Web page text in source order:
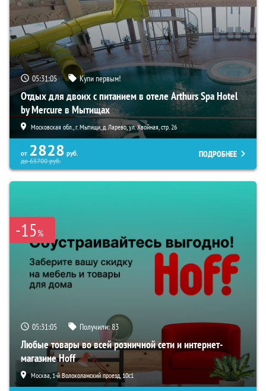
05:31:04 Купи первым!
Отдых для двоих с питанием в отеле Arthurs Spa Hotel
by Mercure в Мытищах
Московская обл., г. Мытищи, д. Ларево, ул. Хвойная, стр. 26
от 2828 руб.
до65700руб.
ПОДРОБНЕЕ
-15%
05:31:04 Получили:83
Любые товары во всей розничной сети и интернет-
магазине Hoff
Москва, 1-й Волоколамский проезд, 10с1